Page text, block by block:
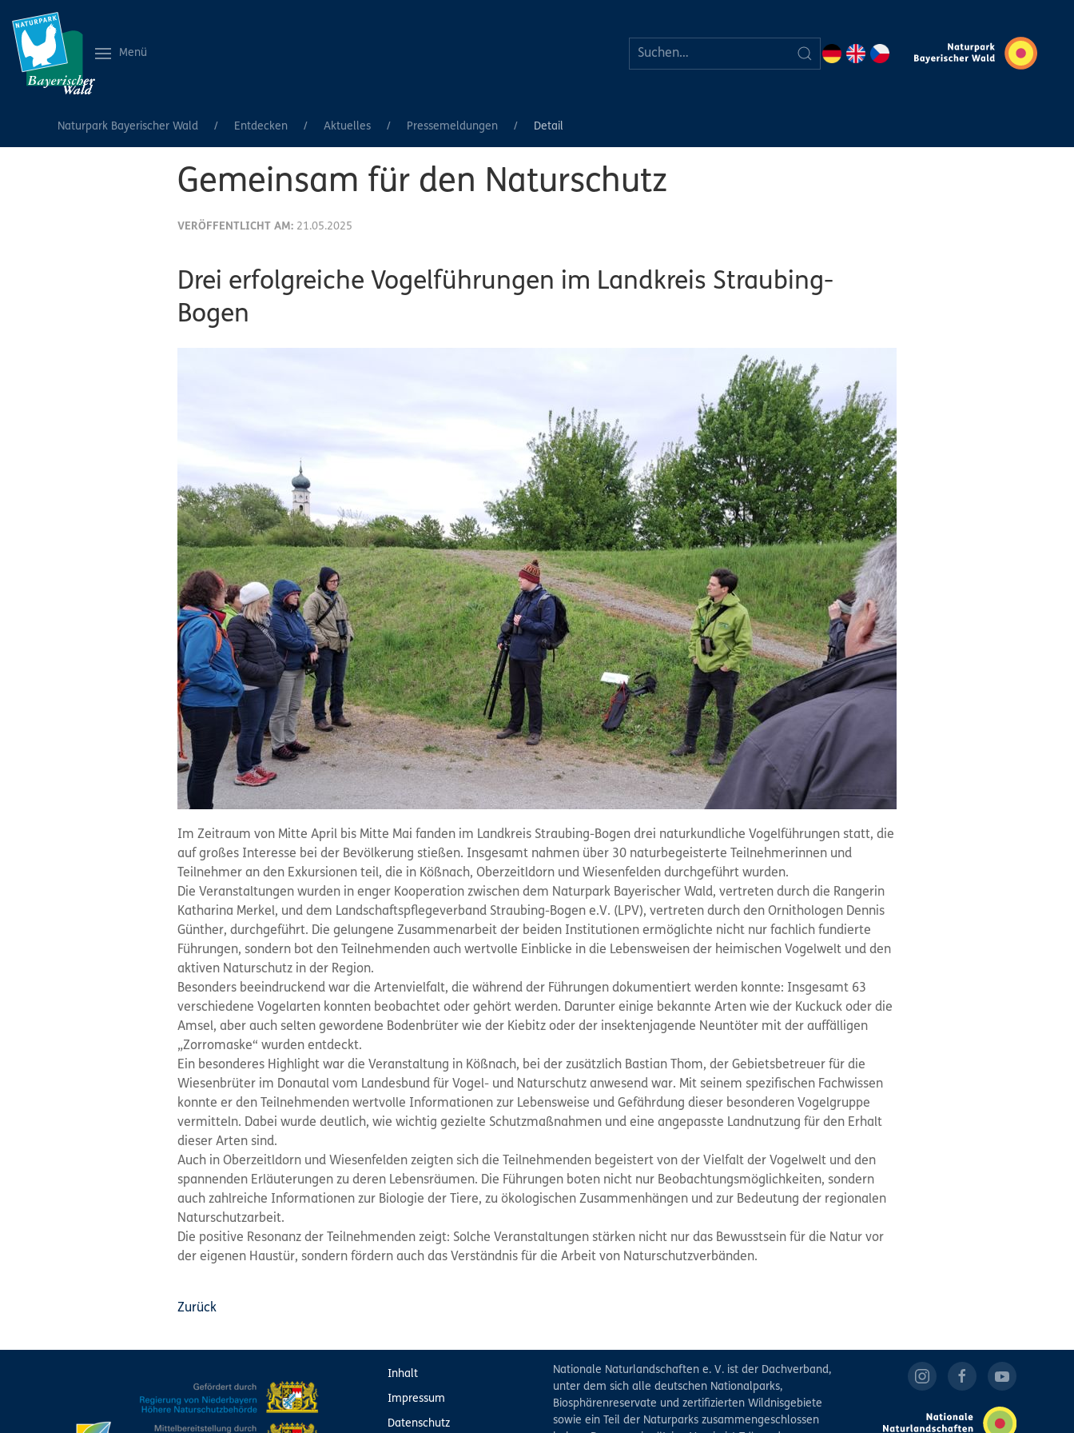
Menü
Naturpark Bayerischer Wald Entdecken Aktuelles Pressemeldungen Detail
Gemeinsam für den Naturschutz
VERÖFFENTLICHT AM: 21.05.2025
Drei erfolgreiche Vogelführungen im Landkreis Straubing-
Bogen
Im Zeitraum von Mitte April bis Mitte Mai fanden im Landkreis Straubing-Bogen drei naturkundliche Vogelführungen statt, die
auf großes Interesse bei der Bevölkerung stießen. Insgesamt nahmen über 30 naturbegeisterte Teilnehmerinnen und
Teilnehmer an den Exkursionen teil, die in Kößnach, Oberzeitldorn und Wiesenfelden durchgeführt wurden.
Die Veranstaltungen wurden in enger Kooperation zwischen dem Naturpark Bayerischer Wald, vertreten durch die Rangerin
Katharina Merkel, und dem Landschaftspflegeverband Straubing-Bogen e.V. (LPV), vertreten durch den Ornithologen Dennis
Günther, durchgeführt. Die gelungene Zusammenarbeit der beiden Institutionen ermöglichte nicht nur fachlich fundierte
Führungen, sondern bot den Teilnehmenden auch wertvolle Einblicke in die Lebensweisen der heimischen Vogelwelt und den
aktiven Naturschutz in der Region.
Besonders beeindruckend war die Artenvielfalt, die während der Führungen dokumentiert werden konnte: Insgesamt 63
verschiedene Vogelarten konnten beobachtet oder gehört werden. Darunter einige bekannte Arten wie der Kuckuck oder die
Amsel, aber auch selten gewordene Bodenbrüter wie der Kiebitz oder der insektenjagende Neuntöter mit der auffälligen
„Zorromaske“ wurden entdeckt.
Ein besonderes Highlight war die Veranstaltung in Kößnach, bei der zusätzlich Bastian Thom, der Gebietsbetreuer für die
Wiesenbrüter im Donautal vom Landesbund für Vogel- und Naturschutz anwesend war. Mit seinem spezifischen Fachwissen
konnte er den Teilnehmenden wertvolle Informationen zur Lebensweise und Gefährdung dieser besonderen Vogelgruppe
vermitteln. Dabei wurde deutlich, wie wichtig gezielte Schutzmaßnahmen und eine angepasste Landnutzung für den Erhalt
dieser Arten sind.
Auch in Oberzeitldorn und Wiesenfelden zeigten sich die Teilnehmenden begeistert von der Vielfalt der Vogelwelt und den
spannenden Erläuterungen zu deren Lebensräumen. Die Führungen boten nicht nur Beobachtungsmöglichkeiten, sondern
auch zahlreiche Informationen zur Biologie der Tiere, zu ökologischen Zusammenhängen und zur Bedeutung der regionalen
Naturschutzarbeit.
Die positive Resonanz der Teilnehmenden zeigt: Solche Veranstaltungen stärken nicht nur das Bewusstsein für die Natur vor
der eigenen Haustür, sondern fördern auch das Verständnis für die Arbeit von Naturschutzverbänden.
Zurück
Inhalt
Impressum
Datenschutz
Nationale Naturlandschaften e. V. ist der Dachverband,
unter dem sich alle deutschen Nationalparks,
Biosphärenreservate und zertifizierten Wildnisgebiete
sowie ein Teil der Naturparks zusammengeschlossen